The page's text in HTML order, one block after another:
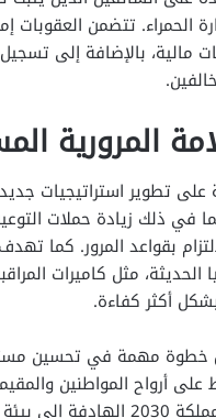
الحمراء. تتضمن العقوبات
مالية، بالإضافة إلى
المرورية
على تطوير استراتيجيات
في ذلك زيادة حملات
بقواعد المرور. كما
الحديثة، مثل كاميرات
أكثر كفاءة.
خطوة مهمة في تحسين
أرواح المواطنين
في تحقيق رؤية المملكة 2030